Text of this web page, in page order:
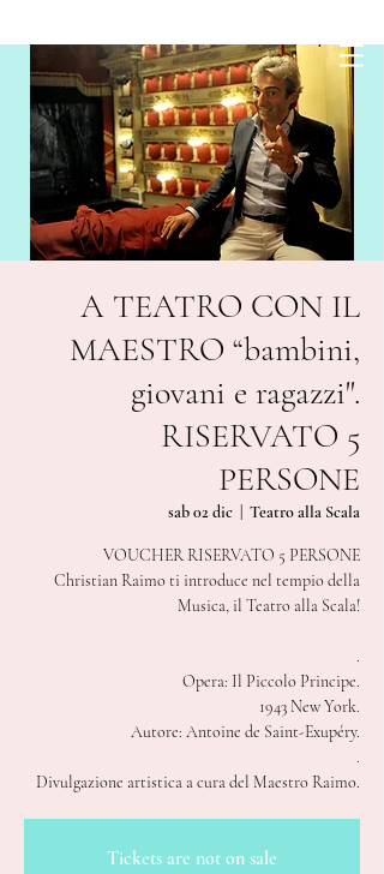
A TEATRO CON IL
MAESTRO “bambini,
giovani e ragazzi".
RISERVATO 5
PERSONE
sab 02 dic Teatro alla Scala
VOUCHER RISERVATO 5 PERSONE
Christian Raimo ti introduce nel tempio della
Musica, il Teatro alla Scala!
.
Opera: Il Piccolo Principe.
1943 New York.
Autore: Antoine de Saint-Exupéry.
.
Divulgazione artistica a cura del Maestro Raimo.
Tickets are not on sale